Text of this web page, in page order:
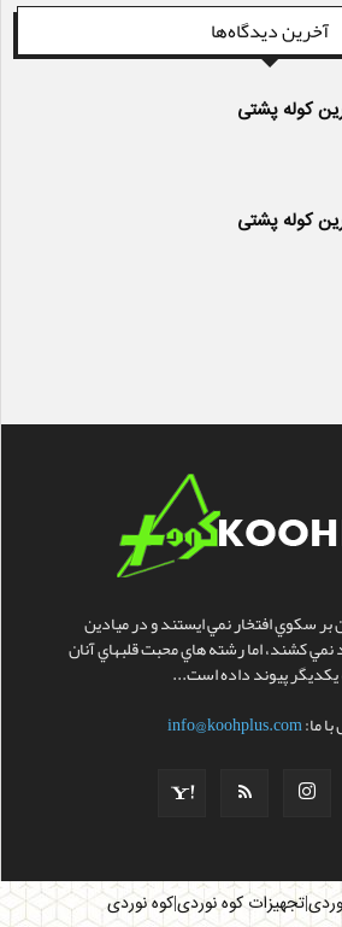
آخرین دیدگاه‌ها
کوله پشتی
کوله پشتی
سکوي افتخار نمي ايستند و در ميادين
کشند، اما رشته هاي محبت قلبهاي آنان
يکديگر پيوند داده است...
ما:info@koohplus.com
|تجهیزات کوه نوردی|کوه نوردی